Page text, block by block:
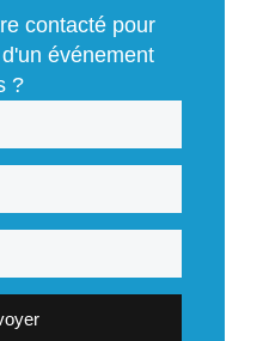
contacté pour
événement
?